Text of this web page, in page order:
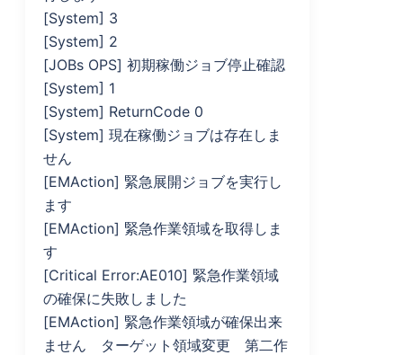
[System] 3
[System] 2
[JOBs OPS] 初期稼働ジョブ停止確認
[System] 1
[System] ReturnCode 0
[System] 現在稼働ジョブは存在しま
せん
[EMAction] 緊急展開ジョブを実行し
ます
[EMAction] 緊急作業領域を取得しま
す
[Critical Error:AE010] 緊急作業領域
の確保に失敗しました
[EMAction] 緊急作業領域が確保出来
ません ターゲット領域変更 第二作